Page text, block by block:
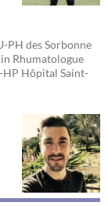
PH des Sorbonne
Rhumatologue
HP Hôpital Saint-